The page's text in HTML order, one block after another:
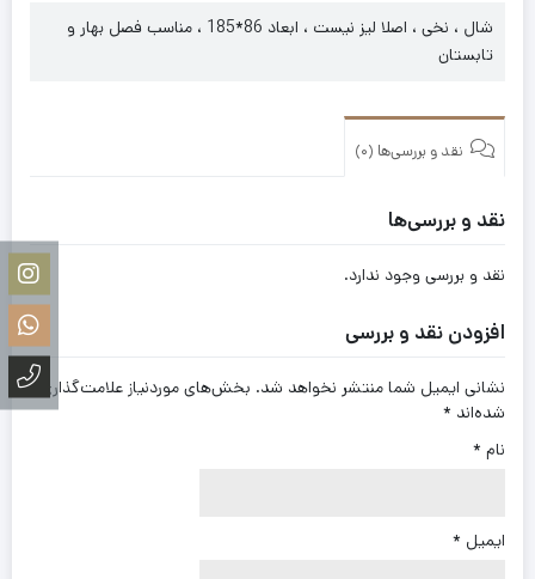
شال ، نخی ، اصلا لیز نیست ، ابعاد 86*185 ، مناسب فصل بهار و
تابستان
نقد و بررسی‌ها (0)
نقد و بررسی‌ها
نقد و بررسی وجود ندارد.
افزودن نقد و بررسی
نشانی ایمیل شما منتشر نخواهد شد. بخش‌های موردنیاز علامت‌گذاری
شده‌اند *
نام *
ایمیل *